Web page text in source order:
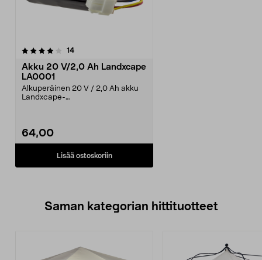
14arvostelut
Akku 20 V/2,0 Ah Landxcape
LA0001
Alkuperäinen 20 V / 2,0 Ah akku
Landxcape-
64,00
Lisää ostoskoriin
Saman kategorian hittituotteet